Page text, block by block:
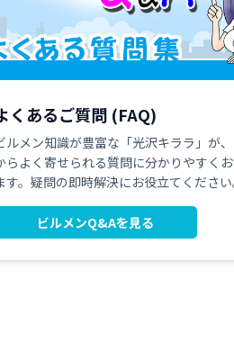
くあるご質問 (FAQ)
ルメン知識が豊富な「光沢キララ」が
らよく寄せられる質問に分かりやすく
す。疑問の即時解決にお役立てください
ビルメンQ&Aを見る